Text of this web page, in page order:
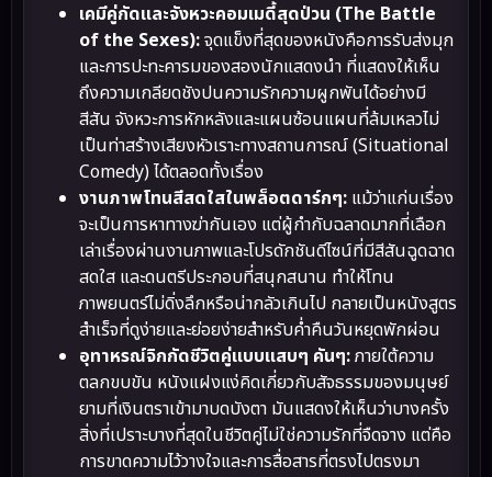
เคมีคู่กัดและจังหวะคอมเมดี้สุดป่วน (The Battle
of the Sexes):จุดแข็งที่สุดของหนังคือการรับส่งมุก
และการปะทะคารมของสองนักแสดงนำ ที่แสดงให้เห็น
ถึงความเกลียดชังปนความรักความผูกพันได้อย่างมี
สีสัน จังหวะการหักหลังและแผนซ้อนแผนที่ล้มเหลวไม่
เป็นท่าสร้างเสียงหัวเราะทางสถานการณ์ (Situational
Comedy) ได้ตลอดทั้งเรื่อง
งานภาพโทนสีสดใสในพล็อตดาร์กๆ: แม้ว่าแก่นเรื่อง
จะเป็นการหาทางฆ่ากันเอง แต่ผู้กำกับฉลาดมากที่เลือก
เล่าเรื่องผ่านงานภาพและโปรดักชันดีไซน์ที่มีสีสันฉูดฉาด
สดใส และดนตรีประกอบที่สนุกสนาน ทำให้โทน
ภาพยนตร์ไม่ดิ่งลึกหรือน่ากลัวเกินไป กลายเป็นหนังสูตร
สำเร็จที่ดูง่ายและย่อยง่ายสำหรับค่ำคืนวันหยุดพักผ่อน
อุทาหรณ์จิกกัดชีวิตคู่แบบแสบๆ คันๆ:ภายใต้ความ
ตลกขบขัน หนังแฝงแง่คิดเกี่ยวกับสัจธรรมของมนุษย์
ยามที่เงินตราเข้ามาบดบังตา มันแสดงให้เห็นว่าบางครั้ง
สิ่งที่เปราะบางที่สุดในชีวิตคู่ไม่ใช่ความรักที่จืดจาง แต่คือ
การขาดความไว้วางใจและการสื่อสารที่ตรงไปตรงมา